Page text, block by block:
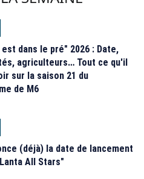
est dans le pré" 2026 : Date,
agriculteurs… Tout ce qu'il
sur la saison 21 du
de M6
(déjà) la date de lancement
All Stars"